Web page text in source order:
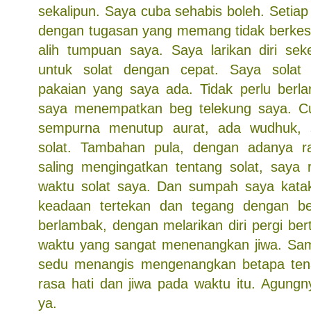
sekalipun. Saya cuba sehabis boleh.
dengan tugasan yang memang tidak
alih tumpuan saya. Saya larikan diri
untuk solat dengan cepat. Saya solat
pakaian yang saya ada. Tidak perlu
saya menempatkan beg telekung saya.
sempurna menutup aurat, ada wudhuk,
solat. Tambahan pula, dengan adanya
saling mengingatkan tentang solat, saya
waktu solat saya. Dan sumpah saya
keadaan tertekan dan tegang dengan
berlambak, dengan melarikan diri pergi
waktu yang sangat menenangkan jiwa.
sedu menangis mengenangkan betapa
rasa hati dan jiwa pada waktu itu.
ya.